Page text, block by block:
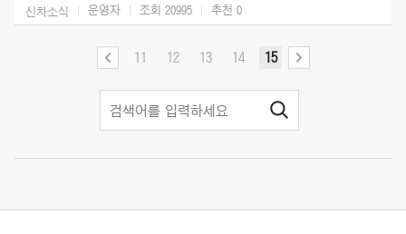
신차소식 운영자 조회 20995 추천 0
11 12 13 14 15